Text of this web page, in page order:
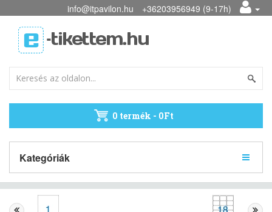
info@itpavilon.hu +36203956949 (9-17h)
0 termék - 0Ft
Kategóriák